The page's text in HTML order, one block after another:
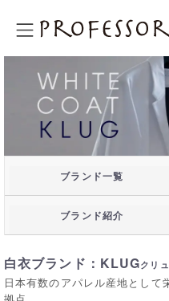
プロフェッサーズラウ
ブランド一覧
ブランド紹介
白衣ブランド：KLUGクリ
日本有数のアパレル産地とし
拠点、